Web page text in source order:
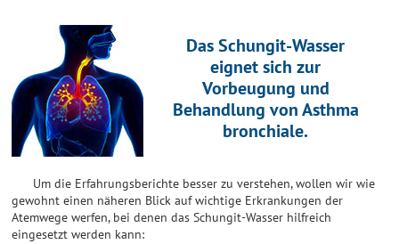
Das Schungit-Wasser
eignet sich zur
Vorbeugung und
Behandlung von Asthma
bronchiale.
Um die Erfahrungsberichte besser zu verstehen, wollen wir wie
gewohnt einen näheren Blick auf wichtige Erkrankungen der
Atemwege werfen, bei denen das Schungit-Wasser hilfreich
eingesetzt werden kann: